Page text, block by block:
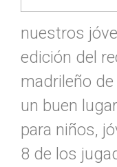
nuestros
edición del
madrileño
un buen
para niños,
8 de los